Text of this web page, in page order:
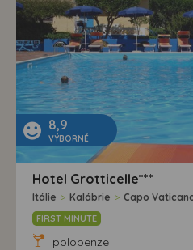
8,9
VÝBORNÉ
Hotel Grotticelle***
Itálie > Kalábrie > Capo
FIRST MINUTE
polopenze